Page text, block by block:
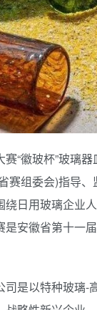
“徽玻杯”玻璃
赛组委会)指导
绕日用玻璃企业
是安徽省第十一
司是以特种玻璃